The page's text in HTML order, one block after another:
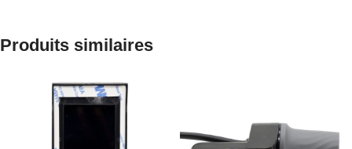
Produits similaires